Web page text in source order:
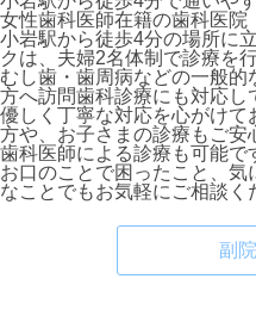
女性歯科医師在籍の歯科医院
小岩駅から徒歩4分の場所に
クは、夫婦2名体制で診療を
むし歯・歯周病などの一般
方へ訪問歯科診療にも対応し
優しく丁寧な対応を心がけ
方や、お子さまの診療もご
歯科医師による診療も可能で
お口のことで困ったこと、
なことでもお気軽にご相談く
副